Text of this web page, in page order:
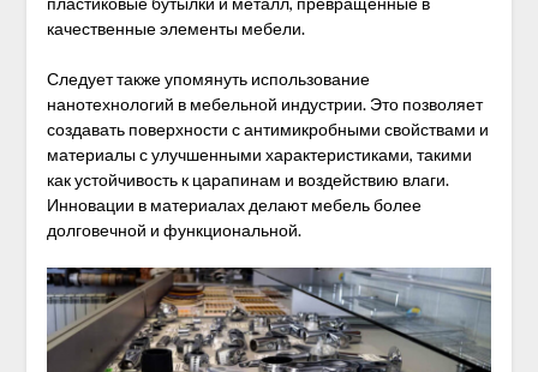
качественные элементы мебели.
Следует также упомянуть использование
нанотехнологий в мебельной индустрии. Это позволяет
создавать поверхности с антимикробными свойствами и
материалы с улучшенными характеристиками, такими
как устойчивость к царапинам и воздействию влаги.
Инновации в материалах делают мебель более
долговечной и функциональной.